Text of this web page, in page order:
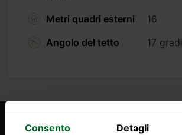
Metri quadri esterni
16
Angolo del tetto
17 gradi
Consento Detagli